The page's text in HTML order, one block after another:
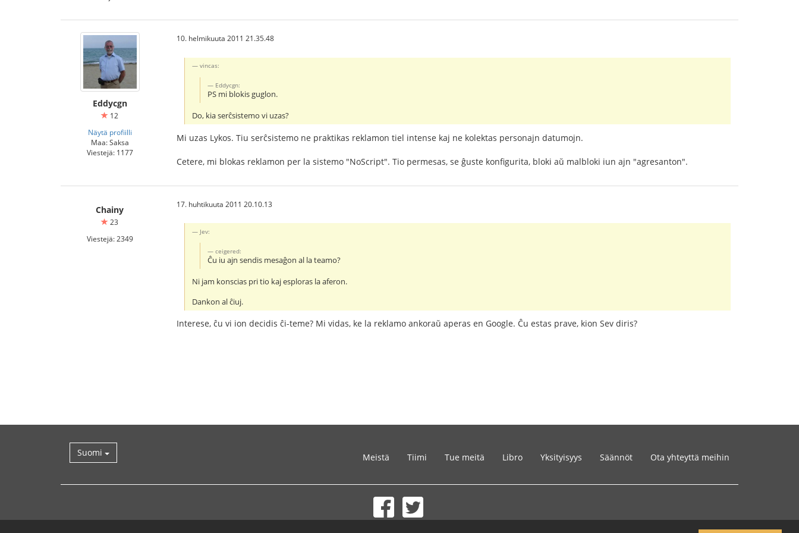
Eddycgn
12
Näytä profiilli
Maa: Saksa
Viestejä: 1177
10. helmikuuta 2011 21.35.48
vincas:
Eddycgn:
PS mi blokis guglon.
Do, kia serĉsistemo vi uzas?
Mi uzas Lykos. Tiu serĉsistemo ne praktikas reklamon tiel intense kaj ne kolektas personajn datumojn.
Cetere, mi blokas reklamon per la sistemo "NoScript". Tio permesas, se ĝuste konfigurita, bloki aŭ malbloki iun ajn "agresanton".
Chainy
23
Viestejä: 2349
17. huhtikuuta 2011 20.10.13
Jev:
ceigered:
Ĉu iu ajn sendis mesaĝon al la teamo?
Ni jam konscias pri tio kaj esploras la aferon.
Dankon al ĉiuj.
Interese, ĉu vi ion decidis ĉi-teme? Mi vidas, ke la reklamo ankoraŭ aperas en Google. Ĉu estas prave, kion Sev diris?
Suomi Meistä Tiimi Tue meitä Libro Yksityisyys Säännöt Ota yhteyttä meihin